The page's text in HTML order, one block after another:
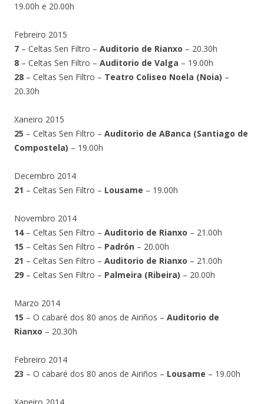
19.00h e 20.00h
Febreiro 2015
7 – Celtas Sen Filtro – Auditorio de Rianxo – 20.30h
8 – Celtas Sen Filtro – Auditorio de Valga – 19.00h
28 – Celtas Sen Filtro – Teatro Coliseo Noela (Noia) –
20.30h
Xaneiro 2015
25 – Celtas Sen Filtro – Auditorio de ABanca (Santiago de
Compostela) – 19.00h
Decembro 2014
21 – Celtas Sen Filtro – Lousame – 19.00h
Novembro 2014
14– Celtas Sen Filtro – Auditorio de Rianxo – 21.00h
15 – Celtas Sen Filtro – Padrón – 20.00h
21 – Celtas Sen Filtro – Auditorio de Rianxo – 21.00h
29 – Celtas Sen Filtro – Palmeira (Ribeira) – 20.00h
Marzo 2014
15 – O cabaré dos 80 anos de Airiños – Auditorio de
Rianxo – 20.30h
Febreiro 2014
23 – O cabaré dos 80 anos de Airiños – Lousame – 19.00h